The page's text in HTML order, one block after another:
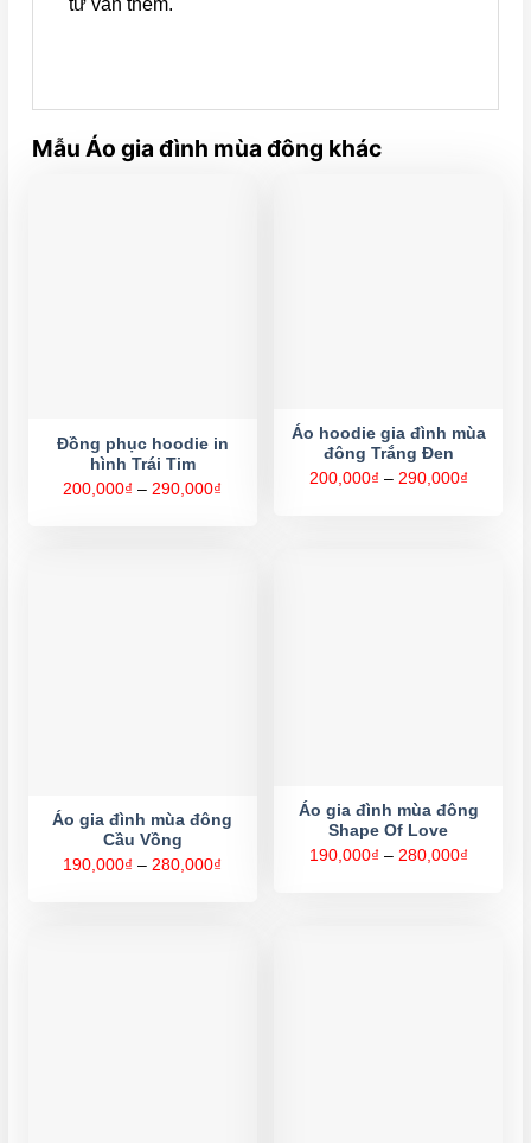
tư vấn thêm.
Mẫu Áo gia đình mùa đông khác
Đồng phục hoodie in
hình Trái Tim
200,000₫ – 290,000₫
Áo hoodie gia đình mùa
đông Trắng Đen
200,000₫ – 290,000₫Khoảng
Áo gia đình mùa đông
Cầu Vồng
190,000₫ – 280,000₫
Áo gia đình mùa đông
Shape Of Love
190,000₫ – 280,000₫Khoảng